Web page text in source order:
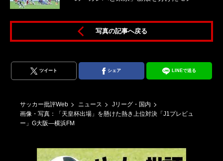
写真の記事へ戻る
ツイート シェア LINEで送る
サッカー批評Web ニュース
Jリーグ・国内
画像・写真：「天皇杯出場」を懸けた熱き上位対決「J1プレビュ
ー」G大阪―横浜FM